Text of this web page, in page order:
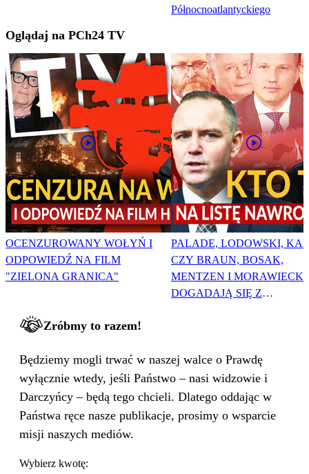
Północnoatlantyckiego
Oglądaj na PCh24 TV
OCENZUROWANY WOŁYŃ I
ODPOWIEDŹ NA FILM
"ZIELONA GRANICA"
PALADE, LODOWSKI,
CZY BRAUN, BOSAK,
MENTZEN I MORAWIECKI
DOGADAJĄ SIĘ Z
Zróbmy to razem!
Będziemy mogli trwać w naszej walce o Prawdę
wyłącznie wtedy, jeśli Państwo – nasi widzowie i
Darczyńcy – będą tego chcieli. Dlatego oddając w
Państwa ręce nasze publikacje, prosimy o wsparcie
misji naszych mediów.
Wybierz kwotę: